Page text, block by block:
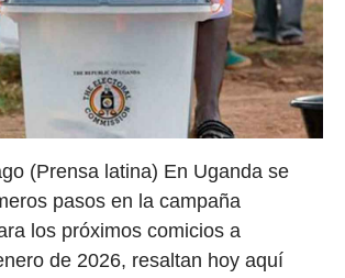
(Prensa latina) En Uganda se
pasos en la campaña
los próximos comicios a
de 2026, resaltan hoy aquí